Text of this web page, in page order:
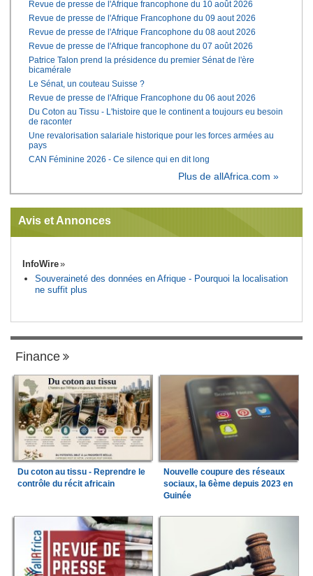
Revue de presse de l'Afrique francophone du 10 août 2026
Revue de presse de l'Afrique Francophone du 09 aout 2026
Revue de presse de l'Afrique Francophone du 08 aout 2026
Revue de presse de l'Afrique francophone du 07 août 2026
Patrice Talon prend la présidence du premier Sénat de l'ère
bicamérale
Le Sénat, un couteau Suisse ?
Revue de presse de l'Afrique Francophone du 06 aout 2026
Du Coton au Tissu - L'histoire que le continent a toujours eu besoin
de raconter
Une revalorisation salariale historique pour les forces armées au
pays
CAN Féminine 2026 - Ce silence qui en dit long
Plus de allAfrica.com »
Avis et Annonces
InfoWire
Souveraineté des données en Afrique - Pourquoi la localisation
ne suffit plus
Finance
Du coton au tissu - Reprendre le
contrôle du récit africain
Nouvelle coupure des réseaux
sociaux, la 6ème depuis 2023 en
Guinée